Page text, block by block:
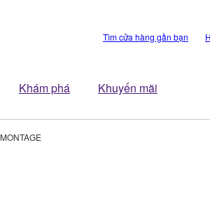
Khám phá Khuyến mãi
Tìm cửa hàng gần bạn
MONTAGE